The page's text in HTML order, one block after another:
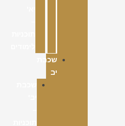
שכבת
יב